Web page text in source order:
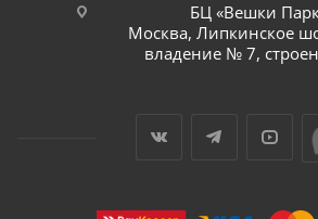
БЦ «Вешки
Москва, Липкинское
владение № 7,